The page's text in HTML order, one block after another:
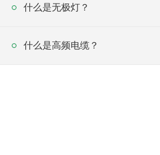
什么是无极灯？
什么是高频电缆？